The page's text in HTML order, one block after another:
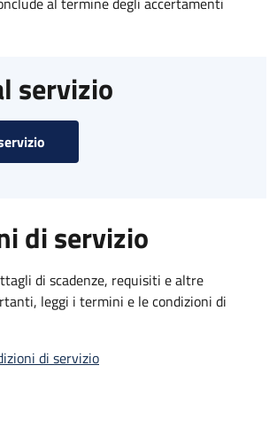
servizio
di servizio
di scadenze, requisiti e altre
leggi i termini e le condizioni di
di servizio